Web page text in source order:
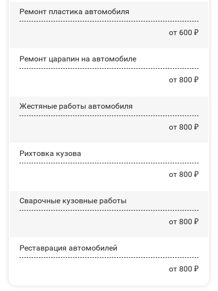
Ремонт пластика автомобиля
от 600 ₽
Ремонт царапин на автомобиле
от 800 ₽
Жестяные работы автомобиля
от 800 ₽
Рихтовка кузова
от 800 ₽
Сварочные кузовные работы
от 800 ₽
Реставрация автомобилей
от 800 ₽